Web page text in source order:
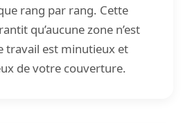
rang par rang. Cette
qu’aucune zone n’est
travail est minutieux et
de votre couverture.